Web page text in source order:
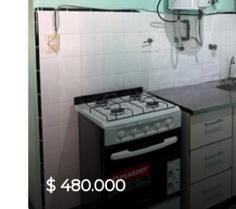
$ 480.000